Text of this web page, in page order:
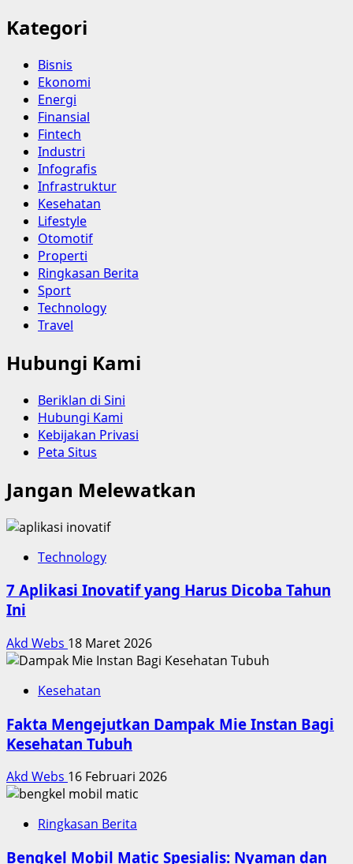
Kategori
Bisnis
Ekonomi
Energi
Finansial
Fintech
Industri
Infografis
Infrastruktur
Kesehatan
Lifestyle
Otomotif
Properti
Ringkasan Berita
Sport
Technology
Travel
Hubungi Kami
Beriklan di Sini
Hubungi Kami
Kebijakan Privasi
Peta Situs
Jangan Melewatkan
Technology
7 Aplikasi Inovatif yang Harus Dicoba Tahun
Ini
Akd Webs 18 Maret 2026
Kesehatan
Fakta Mengejutkan Dampak Mie Instan Bagi
Kesehatan Tubuh
Akd Webs 16 Februari 2026
Ringkasan Berita
Bengkel Mobil Matic Spesialis: Nyaman dan